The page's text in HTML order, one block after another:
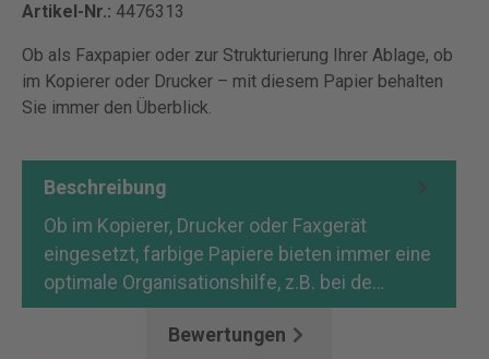
Artikel-Nr.: 4476313
Ob als Faxpapier oder zur Strukturierung Ihrer Ablage, ob
im Kopierer oder Drucker – mit diesem Papier behalten
Sie immer den Überblick.
Beschreibung
Ob im Kopierer, Drucker oder Faxgerät
eingesetzt, farbige Papiere bieten immer eine
optimale Organisationshilfe, z.B. bei de…
Bewertungen